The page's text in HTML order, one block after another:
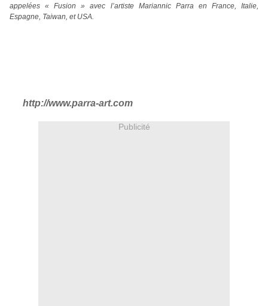
appelées « Fusion » avec l’artiste Mariannic Parra en France, Italie,
Espagne, Taiwan, et USA.
http://www.parra-art.com
Publicité